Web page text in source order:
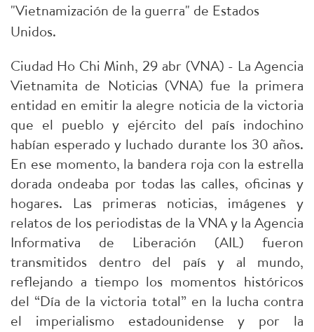
"Vietnamización de la guerra" de Estados
Unidos.
Ciudad Ho Chi Minh, 29 abr (VNA) - La Agencia
Vietnamita de Noticias (VNA) fue la primera
entidad en emitir la alegre noticia de la victoria
que el pueblo y ejército del país indochino
habían esperado y luchado durante los 30 años.
En ese momento, la bandera roja con la estrella
dorada ondeaba por todas las calles, oficinas y
hogares. Las primeras noticias, imágenes y
relatos de los periodistas de la VNA y la Agencia
Informativa de Liberación (AIL) fueron
transmitidos dentro del país y al mundo,
reflejando a tiempo los momentos históricos
del “Día de la victoria total” en la lucha contra
el imperialismo estadounidense y por la